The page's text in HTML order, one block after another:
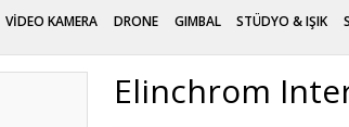
VİDEO KAMERA DRONE GIMBAL STÜDYO & IŞIK
Elinchrom